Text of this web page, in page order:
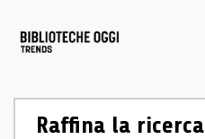
Raffina la ricerca